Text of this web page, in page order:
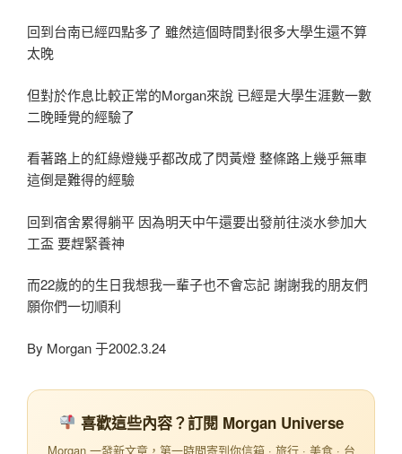
回到台南已經四點多了 雖然這個時間對很多大學生還不算
太晚
但對於作息比較正常的Morgan來說 已經是大學生涯數一數
二晚睡覺的經驗了
看著路上的紅綠燈幾乎都改成了閃黃燈 整條路上幾乎無車
這倒是難得的經驗
回到宿舍累得躺平 因為明天中午還要出發前往淡水參加大
工盃 要趕緊養神
而22歲的的生日我想我一輩子也不會忘記 謝謝我的朋友們
願你們一切順利
By Morgan 于2002.3.24
喜歡這些內容？訂閱 Morgan Universe
Morgan 一發新文章，第一時間寄到你信箱 · 旅行 · 美食 · 台